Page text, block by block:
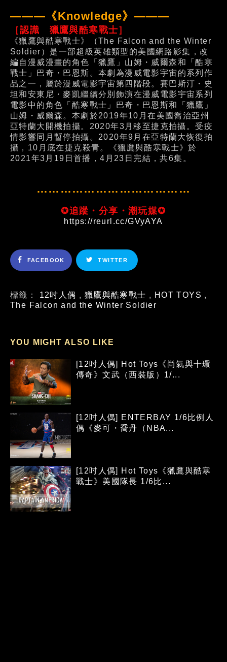
———《Knowledge》———
［認識 獵鷹與酷寒戰士］
《獵鷹與酷寒戰士》（The Falcon and the Winter
Soldier）是一部超級英雄類型的美國網路影集，改
編自漫威漫畫的角色「獵鷹」山姆・威爾森和「酷寒
戰士」巴奇・巴恩斯。本劇為漫威電影宇宙的系列作
品之一，屬於漫威電影宇宙第四階段。賽巴斯汀・史
坦和安東尼・麥凱繼續分別飾演在漫威電影宇宙系列
電影中的角色「酷寒戰士」巴奇・巴恩斯和「獵鷹」
山姆・威爾森。本劇於2019年10月在美國喬治亞州
亞特蘭大開機拍攝。2020年3月移至捷克拍攝。受疫
情影響同月暫停拍攝。2020年9月在亞特蘭大恢復拍
攝，10月底在捷克殺青。《獵鷹與酷寒戰士》於
2021年3月19日首播，4月23日完結，共6集。
…………………………………
✪追蹤・分享・潮玩媒✪
https://reurl.cc/GVyAYA
FACEBOOK TWITTER
標籤： 12吋人偶 , 獵鷹與酷寒戰士 , HOT TOYS ,
The Falcon and the Winter Soldier
YOU MIGHT ALSO LIKE
[12吋人偶] Hot Toys《尚氣與十環
傳奇》文武（西裝版）1/...
[12吋人偶] ENTERBAY 1/6比例人
偶《麥可・喬丹（NBA...
[12吋人偶] Hot Toys《獵鷹與酷寒
戰士》美國隊長 1/6比...